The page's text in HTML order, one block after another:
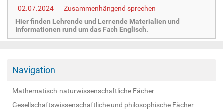
02.07.2024
Zusammenhängend sprechen
Hier finden Lehrende und Lernende Materialien und
Informationen rund um das Fach Englisch.
Navigation
Mathematisch-naturwissenschaftliche Fächer
Gesellschaftswissenschaftliche und philosophische Fächer